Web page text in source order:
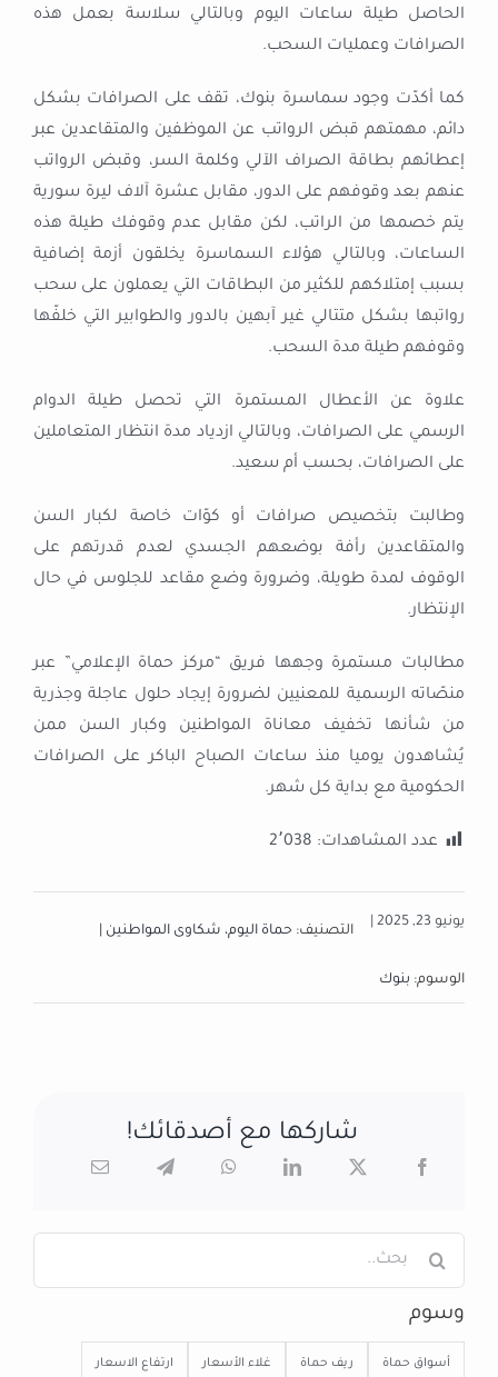
الحاصل طيلة ساعات اليوم وبالتالي سلاسة بعمل هذه
الصرافات وعمليات السحب.
كما أكدّت وجود سماسرة بنوك، تقف على الصرافات بشكل
دائم، مهمتهم قبض الرواتب عن الموظفين والمتقاعدين عبر
إعطائهم بطاقة الصراف الآلي وكلمة السر، وقبض الرواتب
عنهم بعد وقوفهم على الدور، مقابل عشرة آلاف ليرة سورية
يتم خصمها من الراتب، لكن مقابل عدم وقوفك طيلة هذه
الساعات، وبالتالي هؤلاء السماسرة يخلقون أزمة إضافية
بسبب إمتلاكهم للكثير من البطاقات التي يعملون على سحب
رواتبها بشكل متتالي غير آبهين بالدور والطوابير التي خلفّها
وقوفهم طيلة مدة السحب.
علاوة عن الأعطال المستمرة التي تحصل طيلة الدوام
الرسمي على الصرافات، وبالتالي ازدياد مدة انتظار المتعاملين
على الصرافات، بحسب أم سعيد.
وطالبت بتخصيص صرافات أو كوّات خاصة لكبار السن
والمتقاعدين رأفة بوضعهم الجسدي لعدم قدرتهم على
الوقوف لمدة طويلة، وضرورة وضع مقاعد للجلوس في حال
الإنتظار.
مطالبات مستمرة وجهها فريق “مركز حماة الإعلامي” عبر
منصّاته الرسمية للمعنيين لضرورة إيجاد حلول عاجلة وجذرية
من شأنها تخفيف معاناة المواطنين وكبار السن ممن
يُشاهدون يوميا منذ ساعات الصباح الباكر على الصرافات
الحكومية مع بداية كل شهر.
عدد المشاهدات: 2٬038
يونيو 23, 2025 |
التصنيف: حماة اليوم، شكاوى المواطنين
الوسوم: بنوك
شاركها مع أصدقائك!
وسوم
أسواق حماة ريف حماة غلاء الأسعار ارتفاع الاسعار